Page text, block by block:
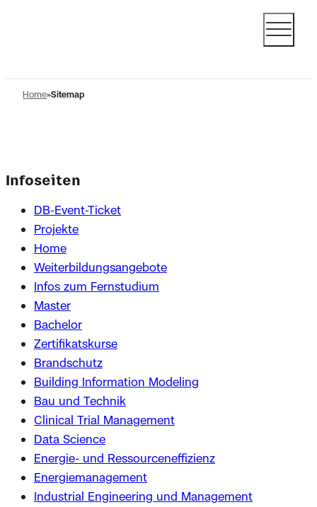
Home Sitemap
Infoseiten
DB-Event-Ticket
Projekte
Home
Weiterbildungsangebote
Infos zum Fernstudium
Master
Bachelor
Zertifikatskurse
Brandschutz
Building Information Modeling
Bau und Technik
Clinical Trial Management
Data Science
Energie- und Ressourceneffizienz
Energiemanagement
Industrial Engineering und Management